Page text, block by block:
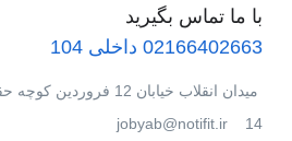
با ما تماس بگیرید
02166402663 داخلی 104
میدان انقلاب خیابان 12
14 jobyab@notifit.ir